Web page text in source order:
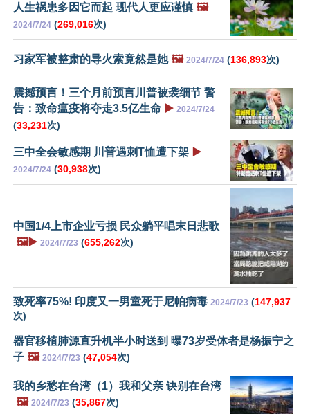
人生祸患多因它而起 现代人更应谨慎 🖼️
2024/7/24 (269,016次)
习家军被整肃的导火索竟然是她 🖼️ 2024/7/24 (136,893次)
震撼预言！三个月前预言川普被袭细节 警
告：致命瘟疫将夺走3.5亿生命 ▶️ 2024/7/24
(33,231次)
三中全会敏感期 川普遇刺T恤遭下架 ▶️
2024/7/24 (30,938次)
中国1/4上市企业亏损 民众躺平唱末日悲歌
🖼️▶️ 2024/7/23 (655,262次)
致死率75%! 印度又一男童死于尼帕病毒 2024/7/23 (147,937
次)
器官移植肺源直升机半小时送到 曝73岁受体者是杨振宁之
子 🖼️ 2024/7/23 (47,054次)
我的乡愁在台湾（1）我和父亲 诀别在台湾
🖼️ 2024/7/23 (35,867次)